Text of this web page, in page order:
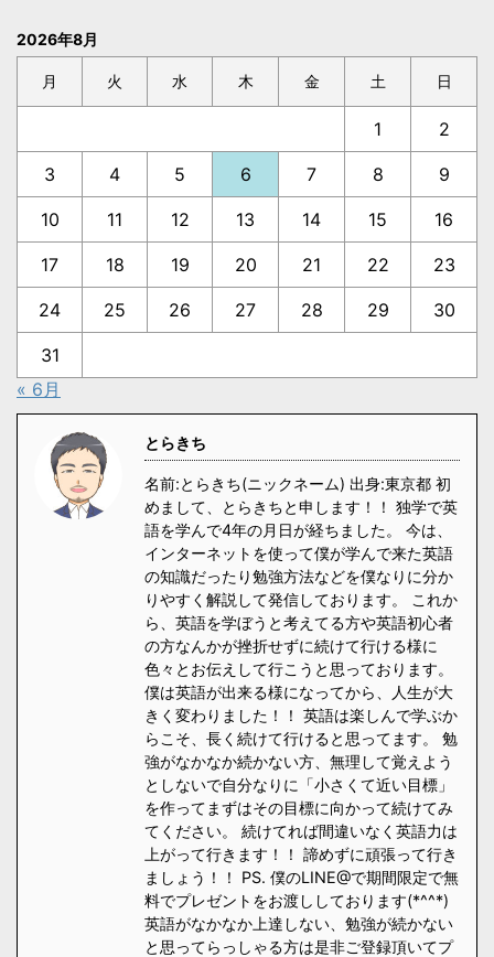
2026年8月
月 火 水 木 金 土 日
1 2
3 4 5 6 7 8 9
10 11 12 13 14 15 16
17 18 19 20 21 22 23
24 25 26 27 28 29 30
31
« 6月
とらきち
名前:とらきち(ニックネーム) 出身:東京都 初
めまして、とらきちと申します！！ 独学で英
語を学んで4年の月日が経ちました。 今は、
インターネットを使って僕が学んで来た英語
の知識だったり勉強方法などを僕なりに分か
りやすく解説して発信しております。 これか
ら、英語を学ぼうと考えてる方や英語初心者
の方なんかが挫折せずに続けて行ける様に
色々とお伝えして行こうと思っております。
僕は英語が出来る様になってから、人生が大
きく変わりました！！ 英語は楽しんで学ぶか
らこそ、長く続けて行けると思ってます。 勉
強がなかなか続かない方、無理して覚えよう
としないで自分なりに「小さくて近い目標」
を作ってまずはその目標に向かって続けてみ
てください。 続けてれば間違いなく英語力は
上がって行きます！！ 諦めずに頑張って行き
ましょう！！ PS. 僕のLINE@で期間限定で無
料でプレゼントをお渡ししております(*^^*)
英語がなかなか上達しない、勉強が続かない
と思ってらっしゃる方は是非ご登録頂いてプ